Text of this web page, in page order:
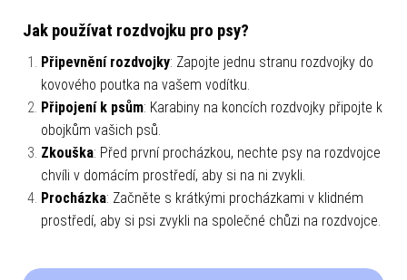
Jak používat rozdvojku pro psy?
Připevnění rozdvojky: Zapojte jednu stranu rozdvojky do
kovového poutka na vašem vodítku.
Připojení k psům: Karabiny na koncích rozdvojky připojte k
obojkům vašich psů.
Zkouška: Před první procházkou, nechte psy na rozdvojce
chvíli v domácím prostředí, aby si na ni zvykli.
Procházka: Začněte s krátkými procházkami v klidném
prostředí, aby si psi zvykli na společné chůzi na rozdvojce.